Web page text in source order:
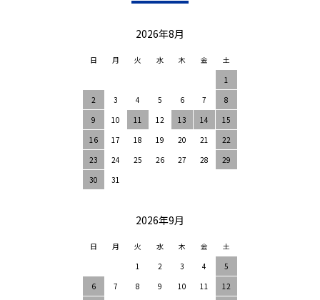
2026年8月
日 月 火 水 木 金
土
1
2
3 4 5 6 7
8
9
10 11 12 13 14
15
16
17 18 19 20 21
22
23
24 25 26 27 28
29
30
31
2026年9月
日 月 火 水 木 金
土
1
2 3 4
5
6
7 8 9 10 11
12